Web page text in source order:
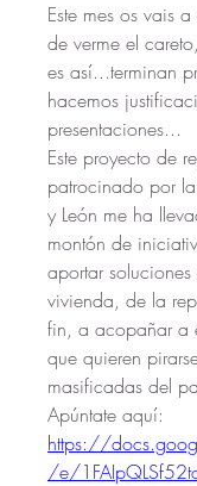
Este mes os vais
de verme el
es así...terminan
hacemos
presentaciones...
Este proyecto de
patrocinado por
y León me ha
montón de
aportar
vivienda, de la
fin, a acopañar a
que quieren
masificadas del
https://
/e/